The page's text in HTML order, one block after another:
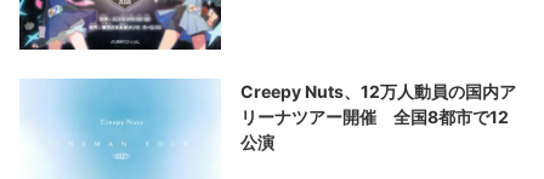
Creepy Nuts、12万人動員の国内ア
リーナツアー開催 全国8都市で12
公演